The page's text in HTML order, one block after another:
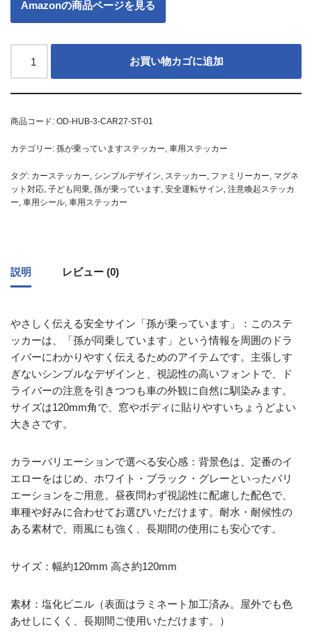
Amazonの商品ページを見る
お買い物カゴに追加
商品コード: OD-HUB-3-CAR27-ST-01
カテゴリー: 孫が乗っていますステッカー, 車用ステッカー
タグ: カーステッカー, シンプルデザイン, ステッカー, ファミリーカー, マグネ
ット対応, 子ども同乗, 孫が乗っています, 安全運転サイン, 注意喚起ステッカ
ー, 車用シール, 車用ステッカー
説明 レビュー (0)
やさしく伝える安全サイン「孫が乗っています」：このステ
ッカーは、「孫が同乗しています」という情報を周囲のドラ
イバーにわかりやすく伝えるためのアイテムです。主張しす
ぎないシンプルなデザインと、視認性の高いフォントで、ド
ライバーの注意を引きつつも車の外観に自然に馴染みます。
サイズは120mm角で、窓やボディに貼りやすいちょうどよい
大きさです。
カラーバリエーションで選べる安心感：背景色は、定番のイ
エローをはじめ、ホワイト・ブラック・グレーといったバリ
エーションをご用意。昼夜問わず視認性に配慮した配色で、
車種や好みに合わせてお選びいただけます。耐水・耐候性の
ある素材で、雨風にも強く、長期間の使用にも安心です。
サイズ：幅約120mm 高さ約120mm
素材：塩化ビニル（表面はラミネート加工済み。屋外でも色
あせしにくく、長期間ご使用いただけます。）